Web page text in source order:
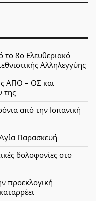
8ο Ελευθεριακό
Αλληλεγγύης
ΑΠΟ – ΟΣ και
της
από την Ισπανική
Παρασκευή
δολοφονίες στο
προεκλογική